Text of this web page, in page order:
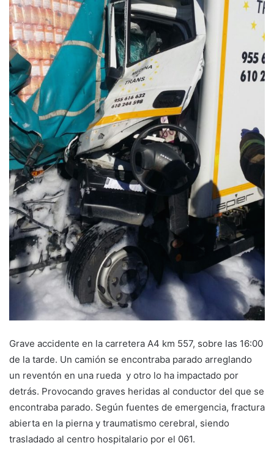
Grave accidente en la carretera A4 km 557, sobre las 16:00
de la tarde. Un camión se encontraba parado arreglando
un reventón en una rueda y otro lo ha impactado por
detrás. Provocando graves heridas al conductor del que se
encontraba parado. Según fuentes de emergencia, fractura
abierta en la pierna y traumatismo cerebral, siendo
trasladado al centro hospitalario por el 061.